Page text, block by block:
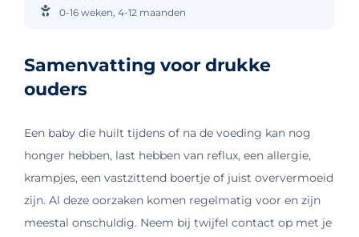
0-16 weken 4-12 maanden
Samenvatting voor drukke
ouders
Een baby die huilt tijdens of na de voeding kan nog
honger hebben, last hebben van reflux, een allergie,
krampjes, een vastzittend boertje of juist oververmoeid
zijn. Al deze oorzaken komen regelmatig voor en zijn
meestal onschuldig. Neem bij twijfel contact op met je